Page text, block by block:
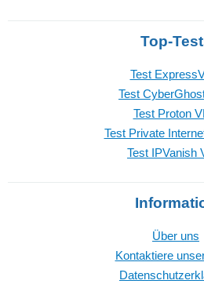
Top-
Test
Test
Test Proton
Test Private
Test IPVanish
Über uns
Kontaktiere